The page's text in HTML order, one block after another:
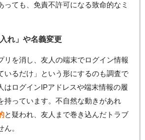
っても、免責不許可になる致命的なミ
れ」や名義変更
リを消し、友人の端末でログイン情報
いるだけ」という形にするのも調査で
はログインIPアドレスや端末情報の履
持っています。不自然な動きがあれ
と疑われ、友人まで巻き込んだトラブ
。